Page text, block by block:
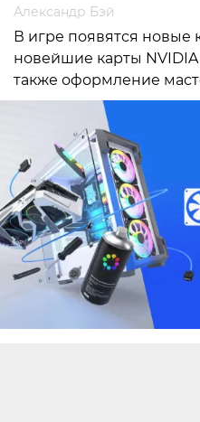
Александр Бэй
В игре появятся новые
новейшие карты
также оформление